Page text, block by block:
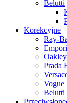
Belutti
Korekcyjne
Ray-
Oakley
Prada
Vogue
Belutti